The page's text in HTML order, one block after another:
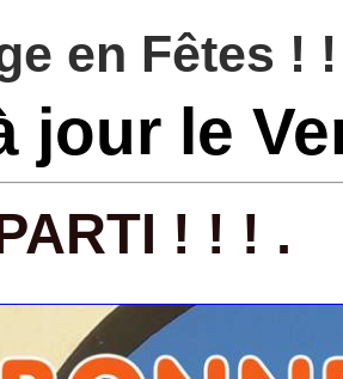
en Fêtes !
jour le
! ! ! .